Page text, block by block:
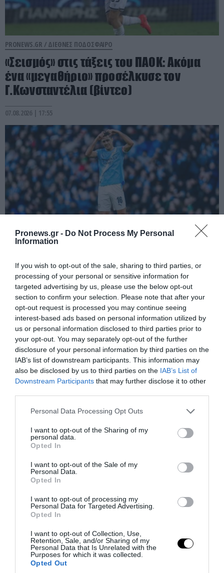
Pronews.gr - Do Not Process My Personal
Information
If you wish to opt-out of the sale, sharing to third parties, or
processing of your personal or sensitive information for
targeted advertising by us, please use the below opt-out
section to confirm your selection. Please note that after your
opt-out request is processed you may continue seeing
interest-based ads based on personal information utilized by
us or personal information disclosed to third parties prior to
your opt-out. You may separately opt-out of the further
disclosure of your personal information by third parties on the
IAB’s list of downstream participants. This information may
also be disclosed by us to third parties on the IAB’s List of
Downstream Participants that may further disclose it to other
Please note that this website/app uses one or more Google
not limited to your visit or usage behaviour. You may click to
grant or deny consent to Google and its third-party tags to
use your data for below specified purposes in below Google
consent section.
Personal Data Processing Opt Outs
I want to opt-out of the Sharing of my
personal data.
Opted In
I want to opt-out of the Sale of my
Personal Data.
Opted In
I want to opt-out of processing my
Personal Data for Targeted Advertising.
Opted In
I want to opt-out of Collection, Use,
Retention, Sale, and/or Sharing of my
Personal Data that Is Unrelated with the
Purposes for which it was collected.
Opted Out
PRONEWS.GR / ΔΙΕΘΝΕΣ ΠΟΔΟΣΦΑΙΡΟ
«Σεισμός» στις τάξεις του ΠΑΟΚ: Aκόμα
ένα «μεγαθήριο» προσέλκυσε τον
Γ.Κωνσταντέλια (βίντεο)
07.08.2026 | 17:55
Ο Ρόντρι «κλείνει» στην Μπαρτσελόνα
και η Μαν.Σίτι τα «σκάει» χοντρά για τον
18χρονο αντικαταστάτη του (φωτο)
07.08.2026 | 17:11
PRONEWS.GR /ΔΙΕΘΝΕΣ ΠΟΔΟΣΦΑΙΡΟ
Από το κακό στο χειρότερο ο Ι.Τόνεϊ:
Έριξε κουτουλιά σε θαμώνα μπαρ που
του ζήτησε να βγάλουν μαζί
07.08.2026 | 16:21